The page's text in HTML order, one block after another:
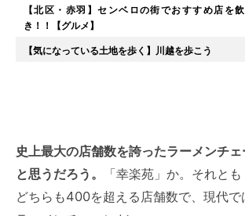
【北区・赤羽】センベロの街でおすすめ店を
き！！【グルメ】
【気になっている土地を歩く】川越を歩こう
史上最大の店舗数を誇ったラーメンチ
と思うだろう。
「幸楽苑」か。それとも
どちらも400を超える店舗数で、現代